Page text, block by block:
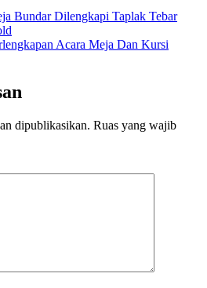
Bundar Dilengkapi Taplak Tebar
Acara Meja Dan Kursi
dipublikasikan. Ruas yang wajib